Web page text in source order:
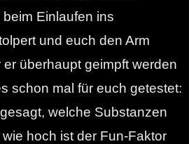
Einlaufen ins
und euch den Arm
überhaupt geimpft werden
schon mal für euch getestet:
welche Substanzen
hoch ist der Fun-Faktor